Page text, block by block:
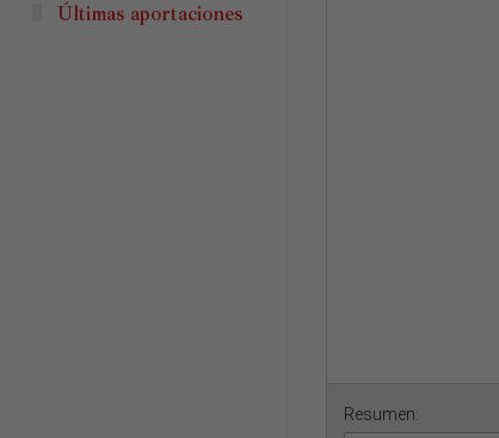
Resumen:
Últimas aportaciones